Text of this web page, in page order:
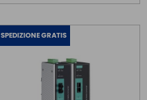
SPEDIZIONE GRATIS